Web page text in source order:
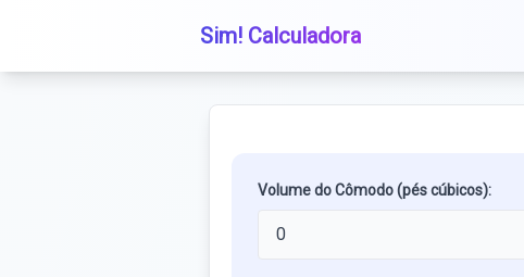
Sim! Calculadora
Volume do Cômodo (pés cúbicos):